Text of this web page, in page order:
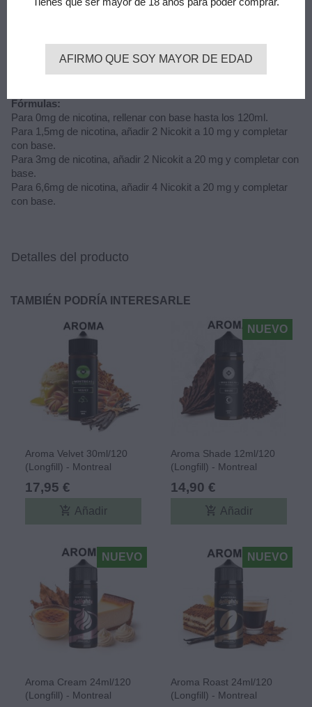
PG, VG o VPG según sea su preferencia.
La mezcla es fácil y se obtiene hasta 120ml de líquido, con
diferentes concentraciones de nicotina.
Fórmulas:
Para 0mg de nicotina, rellenar con base hasta los 120ml.
Para 1,5mg de nicotina, añadir 2 Nicokit a 10 mg y completar
con base.
Para 3mg de nicotina, añadir 2 Nicokit a 20 mg y completar con
base.
Para 6,6mg de nicotina, añadir 4 Nicokit a 20 mg y completar
con base.
Detalles del producto
TAMBIÉN PODRÍA INTERESARLE
Aroma Velvet 30ml/120
(Longfill) - Montreal
Original
17,95 €
add_shopping_cart Añadir
Aroma Shade 12ml/120
(Longfill) - Montreal
Original
14,90 €
add_shopping_cart Añadir
NUEVO
Aroma Cream 24ml/120
(Longfill) - Montreal
NUEVO
Aroma Roast 24ml/120
(Longfill) - Montreal
NUEVO
AFIRMO QUE SOY MAYOR DE EDAD